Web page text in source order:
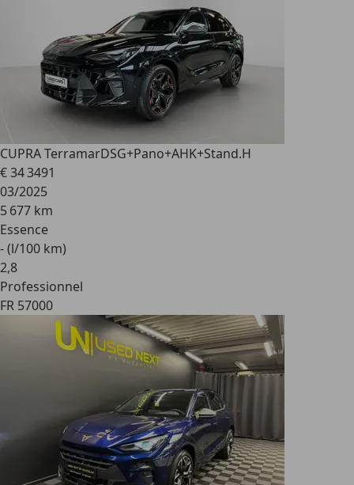
CUPRA TerramarDSG+Pano+AHK+Stand.H
€ 34 3491
03/2025
5 677 km
Essence
- (l/100 km)
2,8
Professionnel
FR 57000